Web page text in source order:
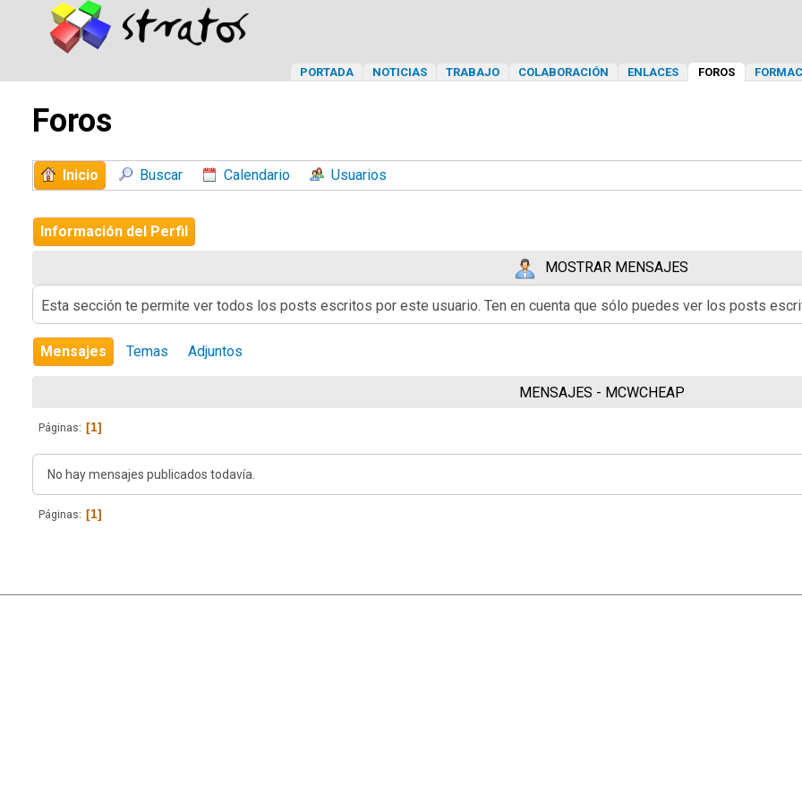
PORTADA NOTICIAS TRABAJO COLABORACIÓN ENLACES FOROS
Foros
Inicio Buscar Calendario Usuarios
Información del Perfil
MOSTRAR MENSAJES
Esta sección te permite ver todos los posts escritos por este usuario. Ten en cuenta que sólo puedes ver los posts
Mensajes Temas Adjuntos
MENSAJES - MCWCHEAP
Páginas 1
No hay mensajes publicados todavía.
Páginas 1